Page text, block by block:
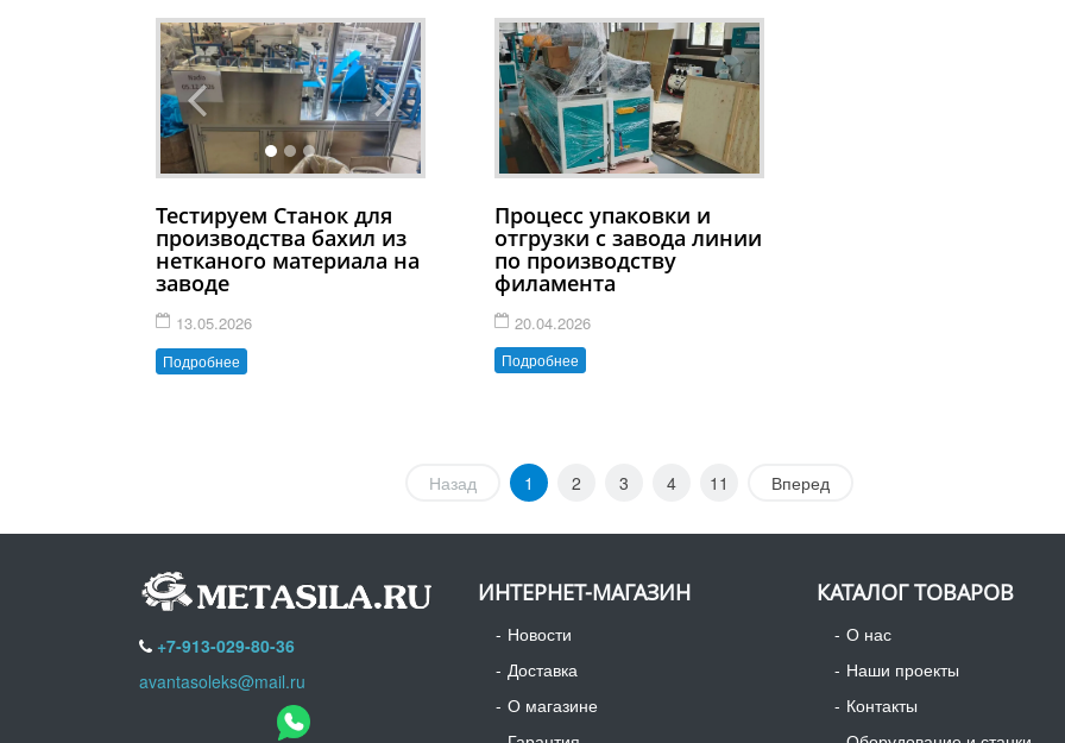
Тестируем Станок для
производства бахил из
нетканого материала на
заводе
13.05.2026
Подробнее
Процесс упаковки и
отгрузки с завода линии
по производству
филамента
20.04.2026
Подробнее
Назад 1 2 3 4 11 Вперед
ИНТЕРНЕТ-МАГАЗИН
Новости
Доставка
О магазине
КАТАЛОГ ТОВАРОВ
О нас
Наши проекты
Контакты
+7-913-029-80-36
avantasoleks@mail.ru